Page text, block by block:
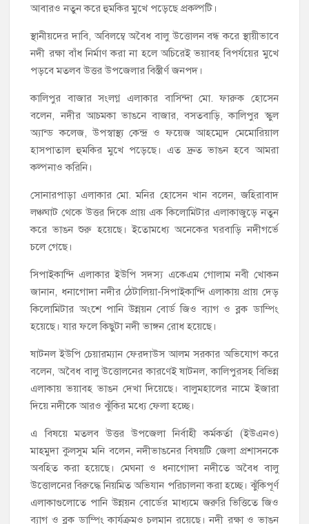
আবারও নতুন করে হুমকির মুখে পড়েছে প্রকল্পটি।
স্থানীয়দের দাবি, অবিলম্বে অবৈধ বালু উত্তোলন বন্ধ করে স্থায়ীভাবে
নদী রক্ষা বাঁধ নির্মাণ করা না হলে অচিরেই ভয়াবহ বিপর্যয়ের মুখে
পড়বে মতলব উত্তর উপজেলার বিস্তীর্ণ জনপদ।
কালিপুর বাজার সংলগ্ন এলাকার বাসিন্দা মো. ফারুক হোসেন
বলেন, নদীর আচমকা ভাঙনে বাজার, বসতবাড়ি, কালিপুর স্কুল
অ্যান্ড কলেজ, উপস্বাস্থ্য কেন্দ্র ও ফয়েজ আহম্মেদ মেমোরিয়াল
হাসপাতাল হুমকির মুখে পড়েছে। এত দ্রুত ভাঙন হবে আমরা
কল্পনাও করিনি।
সোনারপাড়া এলাকার মো. মনির হোসেন খান বলেন, জহিরাবাদ
লঞ্চঘাট থেকে উত্তর দিকে প্রায় এক কিলোমিটার এলাকাজুড়ে নতুন
করে ভাঙন শুরু হয়েছে। ইতোমধ্যে অনেকের ঘরবাড়ি নদীগর্ভে
চলে গেছে।
সিপাইকান্দি এলাকার ইউপি সদস্য একেএম গোলাম নবী খোকন
জানান, ধনাগোদা নদীর ঠেটালিয়া-সিপাইকান্দি এলাকায় প্রায় দেড়
কিলোমিটার অংশে পানি উন্নয়ন বোর্ড জিও ব্যাগ ও ব্লক ডাম্পিং
হয়েছে। যার ফলে কিছুটা নদী ভাঙ্গন রোধ হয়েছে।
ষাটনল ইউপি চেয়ারম্যান ফেরদাউস আলম সরকার অভিযোগ করে
বলেন, অবৈধ বালু উত্তোলনের কারণেই ষাটনল, কালিপুরসহ বিভিন্ন
এলাকায় ভয়াবহ ভাঙন দেখা দিয়েছে। বালুমহালের নামে ইজারা
দিয়ে নদীকে আরও ঝুঁকির মধ্যে ফেলা হচ্ছে।
এ বিষয়ে মতলব উত্তর উপজেলা নির্বাহী কর্মকর্তা (ইউএনও)
মাহমুদা কুলসুম মনি বলেন, নদীভাঙনের বিষয়টি জেলা প্রশাসনকে
অবহিত করা হয়েছে। মেঘনা ও ধনাগোদা নদীতে অবৈধ বালু
উত্তোলনের বিরুদ্ধে নিয়মিত অভিযান পরিচালনা করা হচ্ছে। ঝুঁকিপূর্ণ
এলাকাগুলোতে পানি উন্নয়ন বোর্ডের মাধ্যমে জরুরি ভিত্তিতে জিও
ব্যাগ ও ব্লক ডাম্পিং কার্যক্রমও চলমান রয়েছে। নদী রক্ষা ও ভাঙন